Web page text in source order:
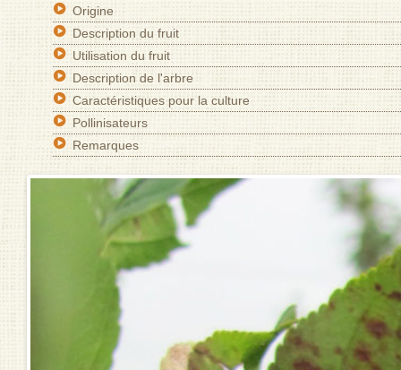
Origine
Description du fruit
Utilisation du fruit
Description de l'arbre
Caractéristiques pour la culture
Pollinisateurs
Remarques